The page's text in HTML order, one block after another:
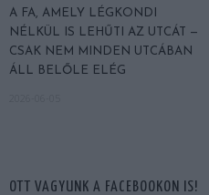
A FA, AMELY LÉGKONDI
NÉLKÜL IS LEHŰTI AZ UTCÁT —
CSAK NEM MINDEN UTCÁBAN
ÁLL BELŐLE ELÉG
OTT VAGYUNK A FACEBOOKON IS!